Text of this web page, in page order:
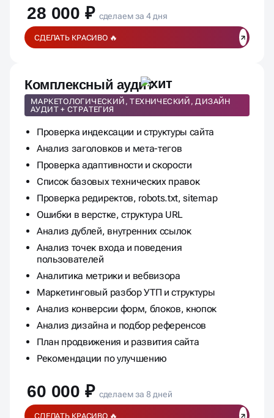
28 000 ₽ сделаем за 4 дня
СДЕЛАТЬ КРАСИВО 🔥
Комплексный аудит
МАРКЕТОЛОГИЧЕСКИЙ, ТЕХНИЧЕСКИЙ, ДИЗАЙН
АУДИТ + СТРАТЕГИЯ
Проверка индексации и структуры сайта
Анализ заголовков и мета-тегов
Проверка адаптивности и скорости
Список базовых технических правок
Проверка редиректов, robots.txt, sitemap
Ошибки в верстке, структура URL
Анализ дублей, внутренних ссылок
Анализ точек входа и поведения
пользователей
Аналитика метрики и вебвизора
Маркетинговый разбор УТП и структуры
Анализ конверсии форм, блоков, кнопок
Анализ дизайна и подбор референсов
План продвижения и развития сайта
Рекомендации по улучшению
60 000 ₽ сделаем за 8 дней
СДЕЛАТЬ КРАСИВО 🔥